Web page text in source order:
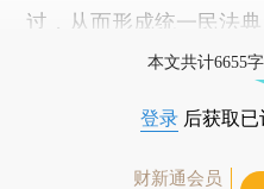
过，从而形成统一民法典
本文共计6655
登录 后获取
财新通会员